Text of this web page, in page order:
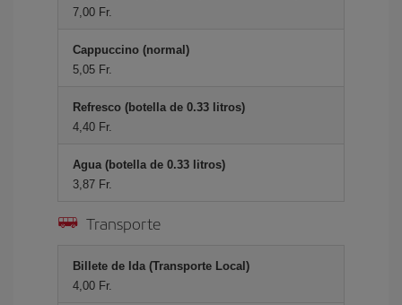
7,00 Fr.
Cappuccino (normal)
5,05 Fr.
Refresco (botella de 0.33 litros)
4,40 Fr.
Agua (botella de 0.33 litros)
3,87 Fr.
Transporte
Billete de Ida (Transporte Local)
4,00 Fr.